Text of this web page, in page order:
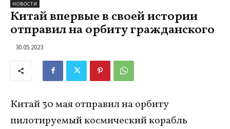
НОВОСТИ
Китай впервые в своей истории
отправил на орбиту гражданского
30.05.2023
Китай 30 мая отправил на орбиту
пилотируемый космический корабль